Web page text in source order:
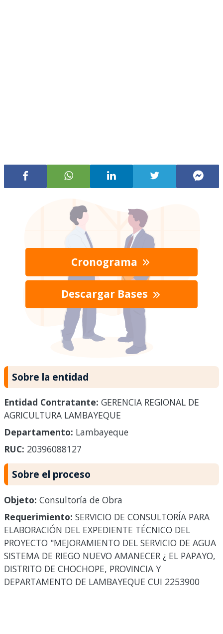
Cronograma
Descargar Bases
Sobre la entidad
Entidad Contratante: GERENCIA REGIONAL DE
AGRICULTURA LAMBAYEQUE
Departamento: Lambayeque
RUC: 20396088127
Sobre el proceso
Objeto: Consultoría de Obra
Requerimiento: SERVICIO DE CONSULTORÍA PARA
ELABORACIÓN DEL EXPEDIENTE TÉCNICO DEL
PROYECTO "MEJORAMIENTO DEL SERVICIO DE AGUA
SISTEMA DE RIEGO NUEVO AMANECER ¿ EL PAPAYO,
DISTRITO DE CHOCHOPE, PROVINCIA Y
DEPARTAMENTO DE LAMBAYEQUE CUI 2253900